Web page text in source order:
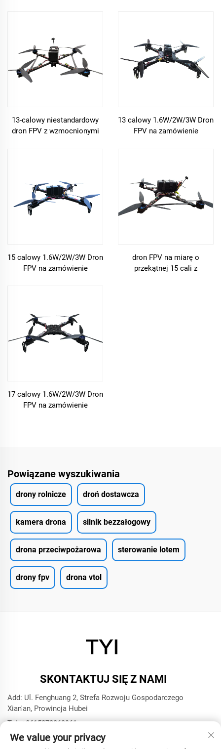
13-calowy niestandardowy
dron FPV z wzmocnionymi
13 calowy 1.6W/2W/3W Dron
FPV na zamówienie
15 calowy 1.6W/2W/3W Dron
FPV na zamówienie
dron FPV na miarę o
przekątnej 15 cali z
17 calowy 1.6W/2W/3W Dron
FPV na zamówienie
Powiązane wyszukiwania
drony rolnicze droń dostawcza
kamera drona silnik bezzałogowy
drona przeciwpożarowa sterowanie lotem
drony fpv drona vtol
SKONTAKTUJ SIĘ Z NAMI
Add: Ul. Fenghuang 2, Strefa Rozwoju Gospodarczego
Xian'an, Prowincja Hubei
Tel.:+8615272063961
E-mail:[email protected]
We value your privacy